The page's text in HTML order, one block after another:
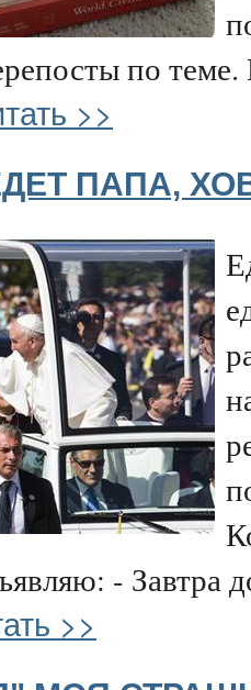
по
>>
ПАПА,
- Завтра
>>